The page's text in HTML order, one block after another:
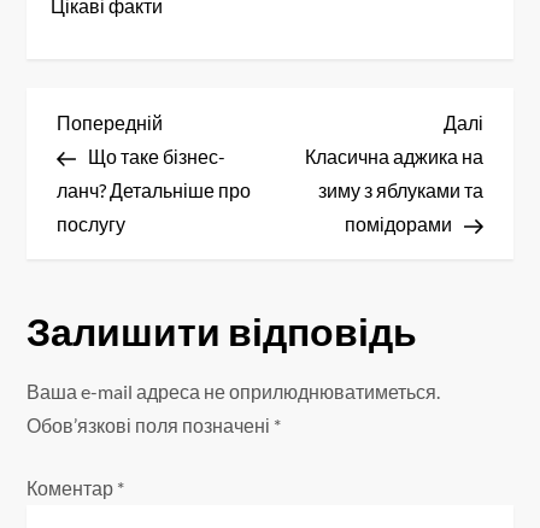
Цікаві факти
Н
а
в
г
а
ц
і
Попередній
запис
Попередній
Що таке бізнес-
ланч? Детальніше про
послугу
запис
Далі
Класична аджика на
зиму з яблуками та
помідорами
Залишити відповідь
Ваша e-mail адреса не оприлюднюватиметься.
Обов’язкові поля позначені *
Коментар *